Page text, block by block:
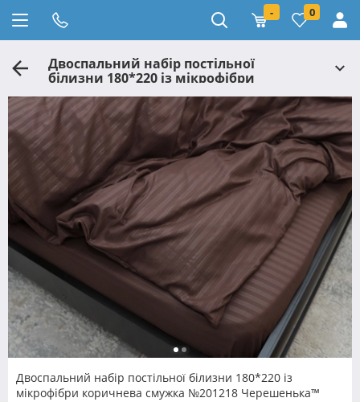
- 0
Двоспальний набір постільної
білизни 180*220 із мікрофібри
коричнева смужка №201218
Черешенька™
Двоспальний набір постільної білизни 180*220 із
мікрофібри коричнева смужка №201218 Черешенька™